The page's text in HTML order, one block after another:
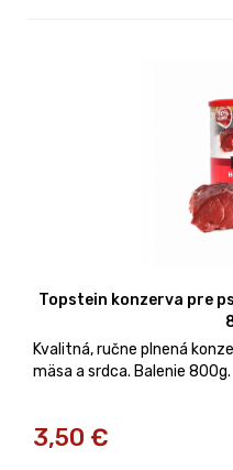
Topstein konzerva pre
Kvalitná, ručne plnená
mäsa a srdca. Balenie 800g.
3,50 €